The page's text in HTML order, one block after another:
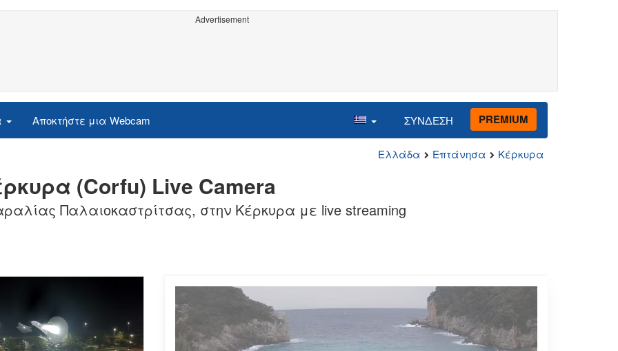
Advertisement
Αποκτήστε μια Webcam ΣΥΝΔΕΣΗ PREMIUM
Ελλάδα Επτάνησα Κέρκυρα
(Corfu) Live Camera
Παλαιοκαστρίτσας, στην Κέρκυρα με live streaming